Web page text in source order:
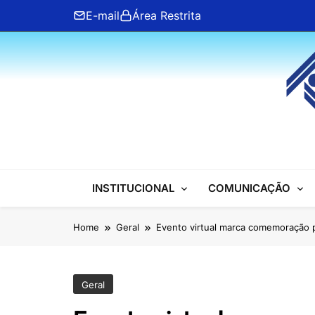
content
E-mail Área Restrita
ANFIP Nacional
INSTITUCIONAL COMUNICAÇÃO
Home Geral Evento virtual marca comemoração
Geral